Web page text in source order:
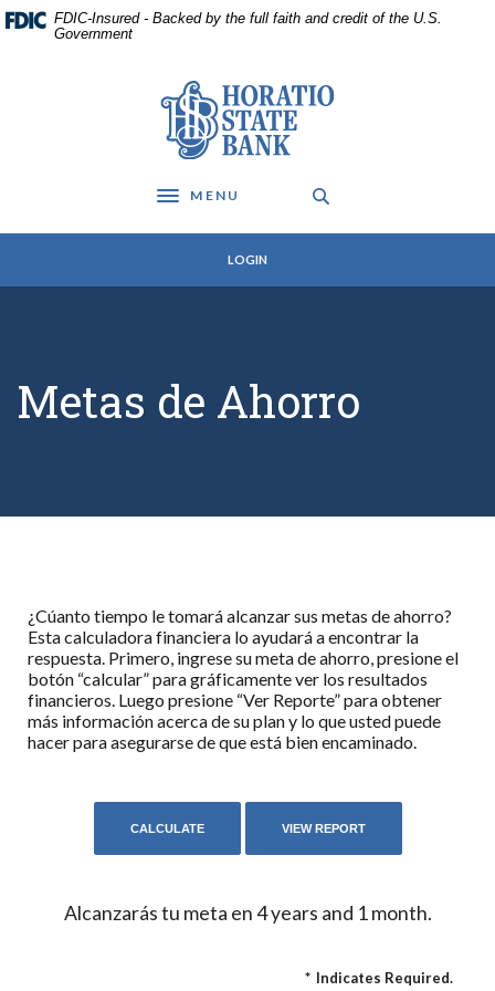
Home
Skip
Download
Acrobat
files.
FDIC-Insured - Backed by the full faith and credit of the U.S.
Government
Horatio State Bank
Toggle navigation
MENU
LOGIN
Metas de Ahorro
¿Cúanto tiempo le tomará alcanzar sus metas de ahorro?
Esta calculadora financiera lo ayudará a encontrar la
respuesta. Primero, ingrese su meta de ahorro, presione el
botón “calcular” para gráficamente ver los resultados
financieros. Luego presione “Ver Reporte” para obtener
más información acerca de su plan y lo que usted puede
hacer para asegurarse de que está bien encaminado.
Alcanzarás tu meta en 4 years and 1 month.
* Indicates Required.